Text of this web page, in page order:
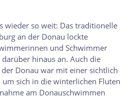
wieder so weit: Das traditionelle
an der Donau lockte
und Schwimmer
hinaus an. Auch die
Donau war mit einer sichtlich
sich in die winterlichen Fluten
am Donauschwimmen